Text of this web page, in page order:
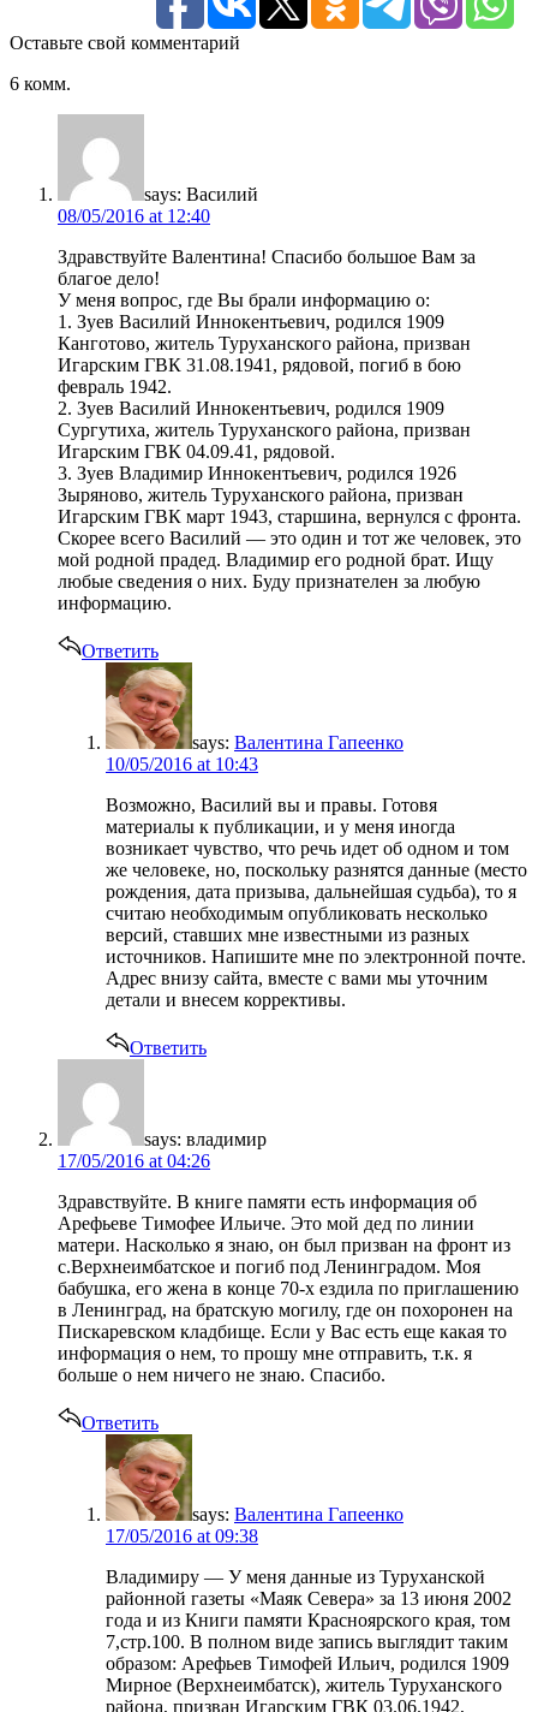
Оставьте свой комментарий
6 комм.
says: Василий
08/05/2016 at 12:40
Здравствуйте Валентина! Спасибо большое Вам за
благое дело!
У меня вопрос, где Вы брали информацию о:
1. Зуев Василий Иннокентьевич, родился 1909
Канготово, житель Туруханского района, призван
Игарским ГВК 31.08.1941, рядовой, погиб в бою
февраль 1942.
2. Зуев Василий Иннокентьевич, родился 1909
Сургутиха, житель Туруханского района, призван
Игарским ГВК 04.09.41, рядовой.
3. Зуев Владимир Иннокентьевич, родился 1926
Зыряново, житель Туруханского района, призван
Игарским ГВК март 1943, старшина, вернулся с фронта.
Скорее всего Василий — это один и тот же человек, это
мой родной прадед. Владимир его родной брат. Ищу
любые сведения о них. Буду признателен за любую
информацию.
Ответить
says: Валентина Гапеенко
10/05/2016 at 10:43
Возможно, Василий вы и правы. Готовя
материалы к публикации, и у меня иногда
возникает чувство, что речь идет об одном и том
же человеке, но, поскольку разнятся данные (место
рождения, дата призыва, дальнейшая судьба), то я
считаю необходимым опубликовать несколько
версий, ставших мне известными из разных
источников. Напишите мне по электронной почте.
Адрес внизу сайта, вместе с вами мы уточним
детали и внесем коррективы.
Ответить
says: владимир
17/05/2016 at 04:26
Здравствуйте. В книге памяти есть информация об
Арефьеве Тимофее Ильиче. Это мой дед по линии
матери. Насколько я знаю, он был призван на фронт из
с.Верхнеимбатское и погиб под Ленинградом. Моя
бабушка, его жена в конце 70-х ездила по приглашению
в Ленинград, на братскую могилу, где он похоронен на
Пискаревском кладбище. Если у Вас есть еще какая то
информация о нем, то прошу мне отправить, т.к. я
больше о нем ничего не знаю. Спасибо.
Ответить
says: Валентина Гапеенко
17/05/2016 at 09:38
Владимиру — У меня данные из Туруханской
районной газеты «Маяк Севера» за 13 июня 2002
года и из Книги памяти Красноярского края, том
7,стр.100. В полном виде запись выглядит таким
образом: Арефьев Тимофей Ильич, родился 1909
Мирное (Верхнеимбатск), житель Туруханского
района, призван Игарским ГВК 03.06.1942,